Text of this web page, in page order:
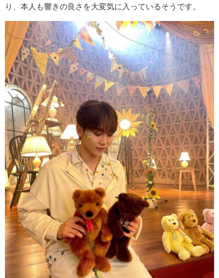
り、本人も響きの良さを大変気に入っているそうです。